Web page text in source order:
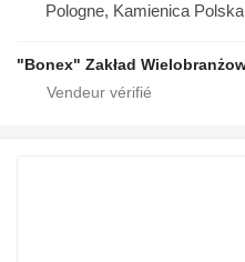
Pologne, Kamienica Polska